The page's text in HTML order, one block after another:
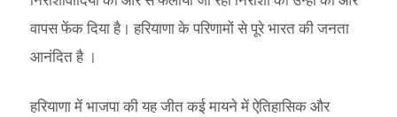
वापस फेंक दिया है। हरियाणा के परिणामों से पूरे भारत की जनता
आनंदित है ।
हरियाणा में भाजपा की यह जीत कई मायने में ऐतिहासिक और